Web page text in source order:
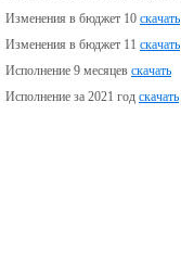
Изменения в бюджет 10 скачать
Изменения в бюджет 11 скачать
Исполнение 9 месяцев скачать
Исполнение за 2021 год скачать